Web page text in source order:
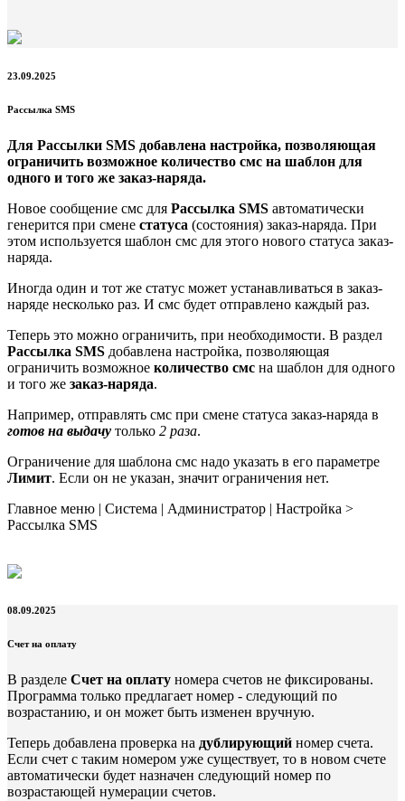
23.09.2025
Рассылка SMS
Для Рассылки SMS добавлена настройка, позволяющая
ограничить возможное количество смс на шаблон для
одного и того же заказ-наряда.
Новое сообщение смс для Рассылка SMS автоматически
генерится при смене статуса (состояния) заказ-наряда. При
этом используется шаблон смс для этого нового статуса заказ-
наряда.
Иногда один и тот же статус может устанавливаться в заказ-
наряде несколько раз. И смс будет отправлено каждый раз.
Теперь это можно ограничить, при необходимости. В раздел
Рассылка SMS добавлена настройка, позволяющая
ограничить возможное количество смс на шаблон для одного
и того же заказ-наряда.
Например, отправлять смс при смене статуса заказ-наряда в
готов на выдачу только 2 раза.
Ограничение для шаблона смс надо указать в его параметре
Лимит. Если он не указан, значит ограничения нет.
Главное меню | Система | Администратор | Настройка >
Рассылка SMS
08.09.2025
Счет на оплату
В разделе Счет на оплату номера счетов не фиксированы.
Программа только предлагает номер - следующий по
возрастанию, и он может быть изменен вручную.
Теперь добавлена проверка на дублирующий номер счета.
Если счет с таким номером уже существует, то в новом счете
автоматически будет назначен следующий номер по
возрастающей нумерации счетов.